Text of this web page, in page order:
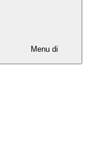
Menu di